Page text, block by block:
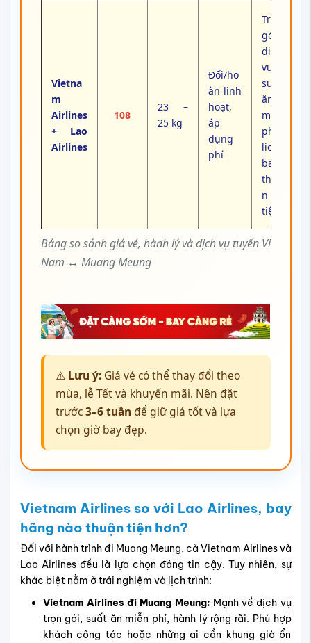
Bảng so sánh giá vé, hành lý và dịch vụ tuyến Việt
Nam ↔ Muang Meung
Vietna
m
Airlines
+ Lao
Airlines
108
23 –
25 kg
Đổi/ho
àn linh
hoạt,
áp
dụng
phí
Trọn
gói
dịch
vụ,
suất
ăn
miễn
phí,
lịch
bay
thuậ
n
tiện
⚠️ Lưu ý:Giá vé có thể thay đổi theo
mùa, lễ Tết và khuyến mãi. Nên đặt
trước3–6 tuần để giữ giá tốt và lựa
chọn giờ bay đẹp.
Vietnam Airlines so với Lao Airlines, bay
hãng nào thuận tiện hơn?
Đối với hành trình đi Muang Meung, cả Vietnam Airlines và
Lao Airlines đều là lựa chọn đáng tin cậy. Tuy nhiên, sự
khác biệt nằm ở trải nghiệm và lịch trình:
Vietnam Airlines đi Muang Meung: Mạnh về dịch vụ
trọn gói, suất ăn miễn phí, hành lý rộng rãi. Phù hợp
khách công tác hoặc những ai cần khung giờ ổn